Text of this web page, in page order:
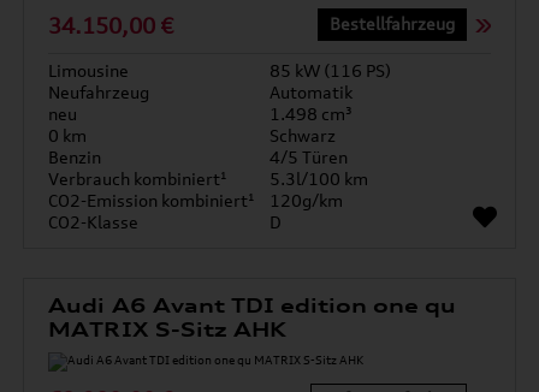
34.150,00 € Bestellfahrzeug
Limousine
85 kW (116 PS)
Neufahrzeug
Automatik
neu
1.498 cm³
0 km
Schwarz
Benzin
4/5 Türen
Verbrauch kombiniert¹
5.3l/100 km
CO2-Emission kombiniert¹
120g/km
CO2-Klasse
D
Audi A6 Avant TDI edition one qu
MATRIX S-Sitz AHK